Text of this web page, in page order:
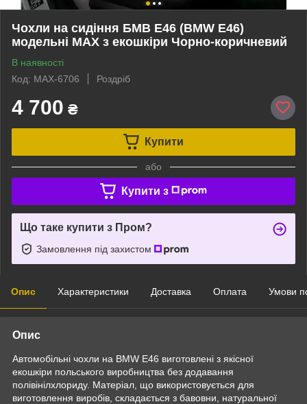
Чохли на сидіння БМВ Е46 (BMW E46)
модельні MAX з екошкіри Чорно-коричневий
В наявності
Код: MAX-6706
Роздріб
4 700 ₴
Купити
або
Купити з
Що таке купити з Пром?
Замовлення під захистом
Опис Характеристики Доставка Оплата Умови
Опис
Автомобільні чохли на BMW E46 виготовлені з якісної
екошкіри польського виробництва без додавання
полівінілхлориду. Матеріал, що використовується для
виготовлення виробів, складається з бавовни, натуральної